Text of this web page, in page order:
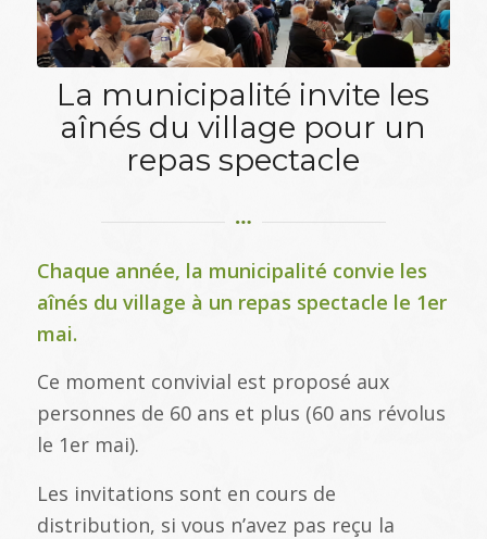
La municipalité invite les
aînés du village pour un
repas spectacle
Chaque année, la municipalité convie les
aînés du village à un repas spectacle le 1er
mai.
Ce moment convivial est proposé aux
personnes de 60 ans et plus (60 ans révolus
le 1er mai).
Les invitations sont en cours de
distribution, si vous n’avez pas reçu la